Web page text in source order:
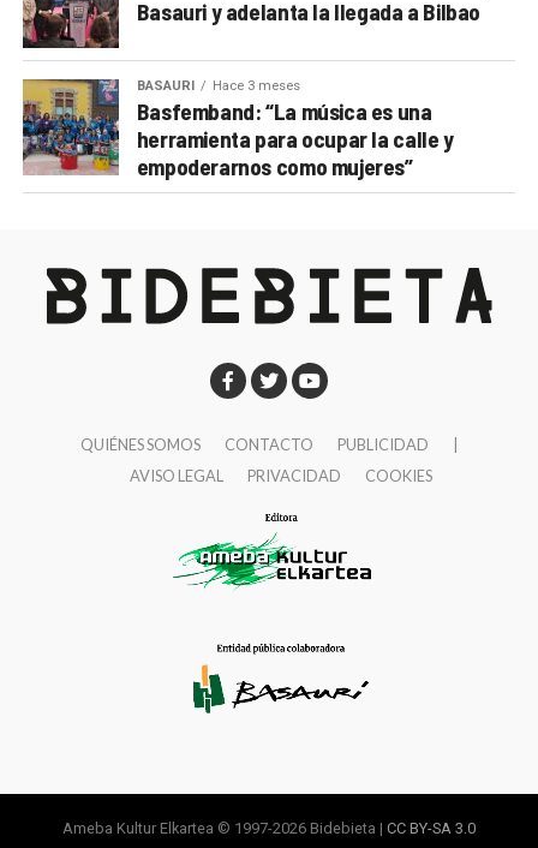
Basauri y adelanta la llegada a Bilbao
BASAURI Hace 3 meses
Basfemband: “La música es una
herramienta para ocupar la calle y
empoderarnos como mujeres”
QUIÉNES SOMOS CONTACTO PUBLICIDAD
AVISO LEGAL
PRIVACIDAD COOKIES
Ameba Kultur Elkartea © 1997-2026 Bidebieta | CC BY-SA 3.0